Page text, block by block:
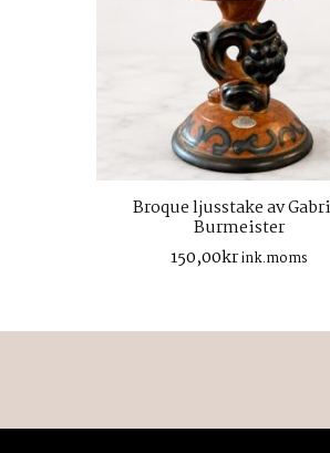
Broque ljusstake av
Burmeister
150,00krink.moms